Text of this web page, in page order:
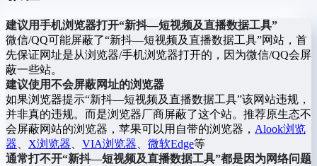
建议用手机浏览器打开“新抖—短视频及直播数据工具”
微信/QQ可能屏蔽了“新抖—短视频及直播数据工具”网站，首
先保证网址是从浏览器/手机浏览器打开的，因为微信/QQ会屏
蔽一些站。
建议使用不会屏蔽网址的浏览器
如果浏览器提示“新抖—短视频及直播数据工具”该网站违规，
并非真的违规。而是浏览器厂商屏蔽了这个站。推荐原生态不
会屏蔽网站的浏览器，苹果可以用自带的浏览器， Alook浏览
器
X浏览器 VIA浏览器 微软Edge等
通常打不开“新抖—短视频及直播数据工具”都是因为网络问题